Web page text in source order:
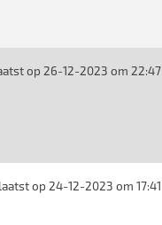
op 26-12-2023 om 22:47
op 24-12-2023 om 17:41